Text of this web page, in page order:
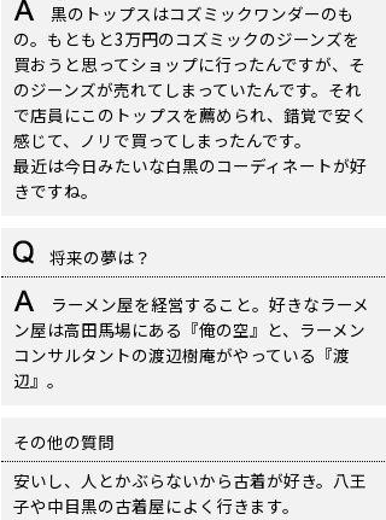
黒のトップスはコズミックワンダーのも
の。もともと3万円のコズミックのジーンズを
買おうと思ってショップに行ったんですが、そ
のジーンズが売れてしまっていたんです。それ
で店員にこのトップスを薦められ、錯覚で安く
感じて、ノリで買ってしまったんです。
最近は今日みたいな白黒のコーディネートが好
きですね。
将来の夢は？
ラーメン屋を経営すること。好きなラーメ
ン屋は高田馬場にある『俺の空』と、ラーメン
コンサルタントの渡辺樹庵がやっている『渡
辺』。
その他の質問
安いし、人とかぶらないから古着が好き。八王
子や中目黒の古着屋によく行きます。